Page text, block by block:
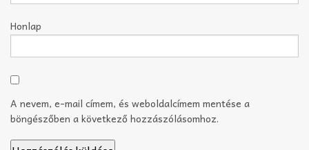
Honlap
A nevem, e-mail címem, és weboldalcímem mentése a
böngészőben a következő hozzászólásomhoz.